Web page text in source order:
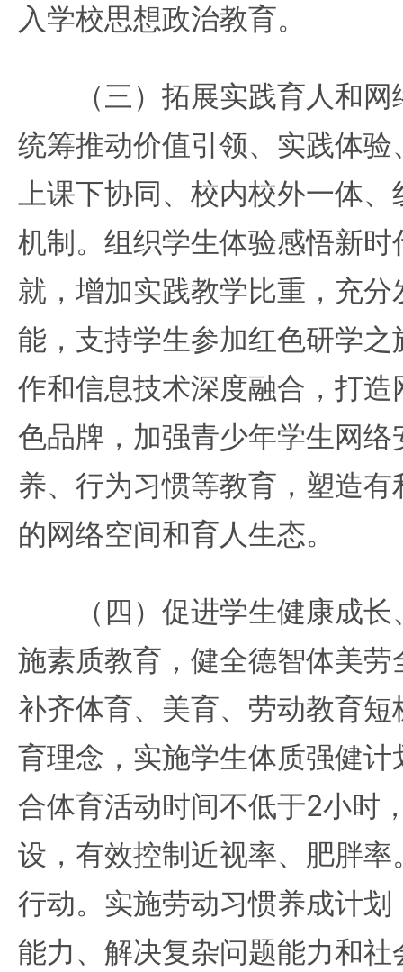
入学校思想政治教育。
（三）拓展实践育人和网
统筹推动价值引领、实践体
上课下协同、校内校外一体
机制。组织学生体验感悟新
就，增加实践教学比重，充
能，支持学生参加红色研学
作和信息技术深度融合，打
色品牌，加强青少年学生网
养、行为习惯等教育，塑造
的网络空间和育人生态。
（四）促进学生健康成长
施素质教育，健全德智体美
补齐体育、美育、劳动教育
育理念，实施学生体质强健
合体育活动时间不低于2小时
设，有效控制近视率、肥胖
行动。实施劳动习惯养成计
能力、解决复杂问题能力和